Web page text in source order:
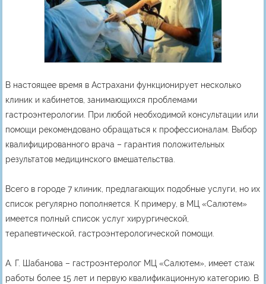
В настоящее время в Астрахани функционирует несколько
клиник и кабинетов, занимающихся проблемами
гастроэнтерологии. При любой необходимой консультации или
помощи рекомендовано обращаться к профессионалам. Выбор
квалифицированного врача – гарантия положительных
результатов медицинского вмешательства.
Всего в городе 7 клиник, предлагающих подобные услуги, но их
список регулярно пополняется. К примеру, в МЦ «Салютем»
имеется полный список услуг хирургической,
терапевтической, гастроэнтерологической помощи.
А. Г. Шабанова – гастроэнтеролог МЦ «Салютем», имеет стаж
работы более 15 лет и первую квалификационную категорию. В